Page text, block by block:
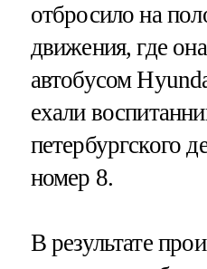
отбросило на
движения, где
автобусом
ехали
петербургского
номер 8.
В результате